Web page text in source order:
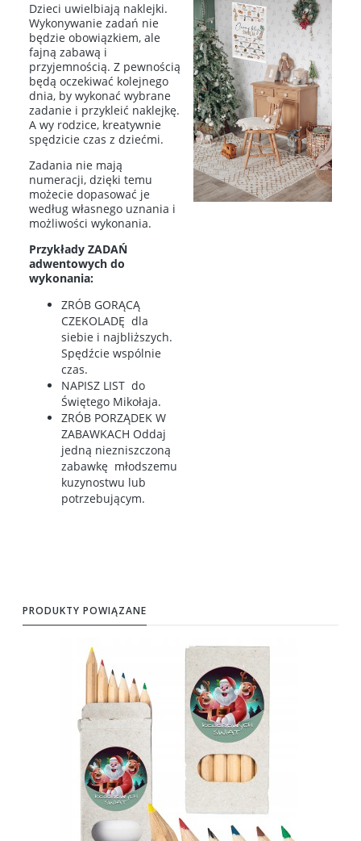
Dzieci uwielbiają naklejki.
Wykonywanie zadań nie
będzie obowiązkiem, ale
fajną zabawą i
przyjemnością. Z pewnością
będą oczekiwać kolejnego
dnia, by wykonać wybrane
zadanie i przykleić naklejkę.
A wy rodzice, kreatywnie
spędzicie czas z dziećmi.
Zadania nie mają
numeracji, dzięki temu
możecie dopasować je
według własnego uznania i
możliwości wykonania.
Przykłady ZADAŃ
adwentowych do
wykonania:
ZRÓB GORĄCĄ
CZEKOLADĘ dla
siebie i najbliższych.
Spędźcie wspólnie
czas.
NAPISZ LIST do
Świętego Mikołaja.
ZRÓB PORZĄDEK W
ZABAWKACH Oddaj
jedną niezniszczoną
zabawkę młodszemu
kuzynostwu lub
potrzebującym.
PRODUKTY POWIĄZANE